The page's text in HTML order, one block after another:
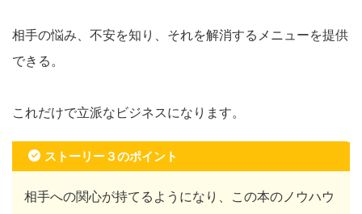
相手の悩み、不安を知り、それを解消するメニューを提供
できる。
これだけで立派なビジネスになります。
ストーリー３のポイント
相手への関心が持てるようになり、この本のノウハウ